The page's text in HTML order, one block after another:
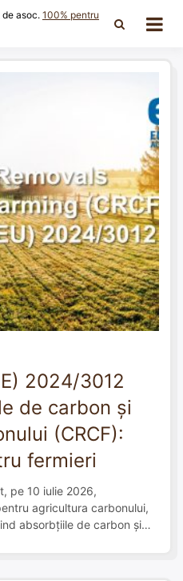
asoc. 100% pentru
2024/3012
de carbon și
(CRCF):
fermieri
pe 10 iulie 2026,
agricultura carbonului,
absorbțiile de carbon și